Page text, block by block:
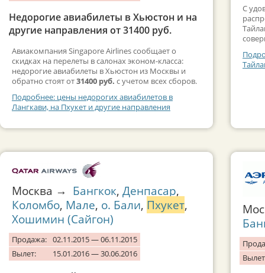
Недорогие авиабилеты в Хьюстон и на
другие направления от 31400 руб.
Авиакомпания Singapore Airlines сообщает о
скидках на перелеты в салонах эконом-класса:
недорогие авиабилеты в Хьюстон из Москвы и
обратно стоят от31400 руб. с учетом всех сборов.
Подробнее: цены недорогих авиабилетов в
Лангкави, на Пхукет и другие направления
Москва → Бангкок, Денпасар,
Коломбо, Мале, о. Бали, Пхукет,
Хошимин (Сайгон)
Продажа: 02.11.2015 — 06.11.2015
Вылет:
15.01.2016 — 30.06.2016
С